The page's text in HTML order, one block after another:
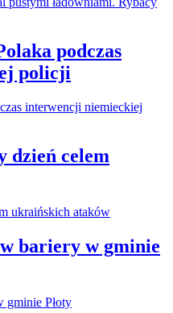
podczas
policji
dzień celem
bariery w gminie